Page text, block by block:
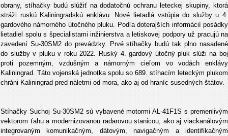
obrany, stíhačky budú slúžiť na dodatočnú ochranu leteckej skupiny, ktorá
stráži ruskú Kaliningradskú enklávu. Nové lietadlá vstúpia do služby u 4.
gardového námorného útočného pluku. Podľa doterajších informácií posádky
lietadiel spolu s špecialistami inžinierstva a letiskovej podpory už pracujú na
zavedení Su-30SM2 do prevádzky. Prvé stíhačky budú tak plno nasadené
do služby v pluku v roku 2022. Ruský 4. gardový útočný pluk slúži na boj
proti pozemným, vzdušným a námorným cieľom vo vodách enklávy
Kaliningrad. Táto vojenská jednotka spolu so 689. stíhacím leteckým plukom
chráni Kaliningrad pred náletmi od mora, ako aj od hraníc susedných štátov.
Stíhačky Suchoj Su-30SM2 sú vybavené motormi AL-41F1S s premenlivým
vektorom ťahu a modernizovanou radarovou stanicou, ako aj viackanálovým
integrovaným komunikačným, dátovým, navigačným a identifikačným